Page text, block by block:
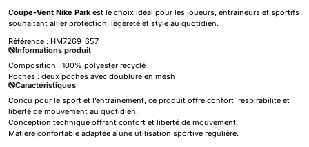
Coupe-Vent Nike Park est le choix idéal pour les joueurs, entraîneurs et sportifs
souhaitant allier protection, légèreté et style au quotidien.
Référence : HM7269-657
Informations produit
Composition : 100% polyester recyclé
Poches : deux poches avec doublure en mesh
Caractéristiques
Conçu pour le sport et l’entraînement, ce produit offre confort, respirabilité et
liberté de mouvement au quotidien.
Conception technique offrant confort et liberté de mouvement.
Matière confortable adaptée à une utilisation sportive régulière.